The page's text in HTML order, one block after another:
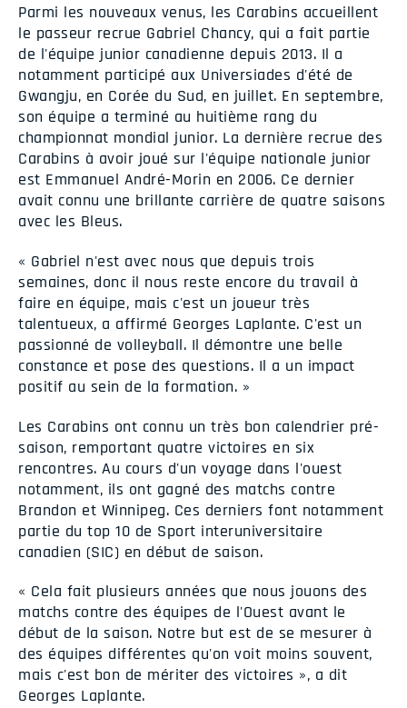
Parmi les nouveaux venus, les Carabins accueillent
le passeur recrue Gabriel Chancy, qui a fait partie
de l'équipe junior canadienne depuis 2013. Il a
notamment participé aux Universiades d'été de
Gwangju, en Corée du Sud, en juillet. En septembre,
son équipe a terminé au huitième rang du
championnat mondial junior. La dernière recrue des
Carabins à avoir joué sur l'équipe nationale junior
est Emmanuel André-Morin en 2006. Ce dernier
avait connu une brillante carrière de quatre saisons
avec les Bleus.
« Gabriel n'est avec nous que depuis trois
semaines, donc il nous reste encore du travail à
faire en équipe, mais c'est un joueur très
talentueux, a affirmé Georges Laplante. C'est un
passionné de volleyball. Il démontre une belle
constance et pose des questions. Il a un impact
positif au sein de la formation. »
Les Carabins ont connu un très bon calendrier pré-
saison, remportant quatre victoires en six
rencontres. Au cours d'un voyage dans l'ouest
notamment, ils ont gagné des matchs contre
Brandon et Winnipeg. Ces derniers font notamment
partie du top 10 de Sport interuniversitaire
canadien (SIC) en début de saison.
« Cela fait plusieurs années que nous jouons des
matchs contre des équipes de l'Ouest avant le
début de la saison. Notre but est de se mesurer à
des équipes différentes qu'on voit moins souvent,
mais c'est bon de mériter des victoires », a dit
Georges Laplante.